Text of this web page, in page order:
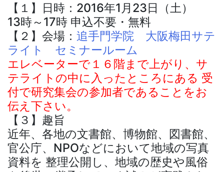
【１】日時：2016年1月23日（土）
13時～17時 申込不要・無料
【２】会場： 追手門学院 大阪梅田サテ
ライト セミナールーム
エレベーターで１６階まで上がり、サ
テライトの中に入ったところにある 受
付で研究集会の参加者であることをお
伝え下さい。
【３】趣旨
近年、各地の文書館、博物館、図書館、
官公庁、NPOなどにおいて地域の写真
資料を 整理公開し、地域の歴史や風俗